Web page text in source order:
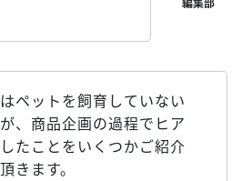
ペットを飼育していない
、商品企画の過程でヒア
たことをいくつかご紹介
きます。